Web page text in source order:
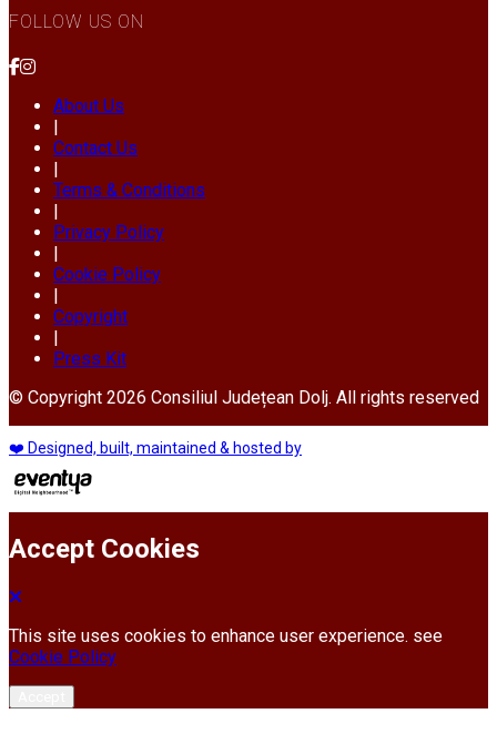
FOLLOW US ON
About Us
|
Contact Us
|
Terms & Conditions
|
Privacy Policy
|
Cookie Policy
|
Copyright
|
Press Kit
© Copyright 2026 Consiliul Județean Dolj. All rights reserved
❤️ Designed, built, maintained & hosted by
Accept Cookies
This site uses cookies to enhance user experience. see
Cookie Policy